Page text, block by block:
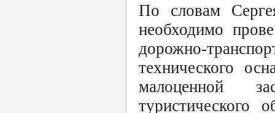
По словам
необходимо
дорожно-
технического
малоценной
туристического